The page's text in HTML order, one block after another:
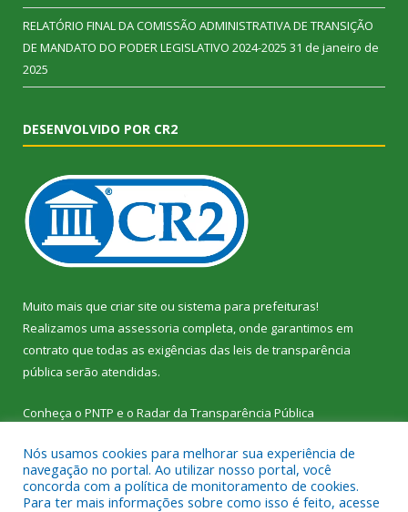
RELATÓRIO FINAL DA COMISSÃO ADMINISTRATIVA DE TRANSIÇÃO
DE MANDATO DO PODER LEGISLATIVO 2024-2025 31 de janeiro de
2025
DESENVOLVIDO POR CR2
Muito mais que criar site ou sistema para prefeituras!
Realizamos uma assessoria completa, onde garantimos em
contrato que todas as exigências das leis de transparência
pública serão atendidas.
Conheça o PNTP e o Radar da Transparência Pública
Nós usamos cookies para melhorar sua experiência de
navegação no portal. Ao utilizar nosso portal, você
concorda com a política de monitoramento de cookies.
Para ter mais informações sobre como isso é feito, acesse